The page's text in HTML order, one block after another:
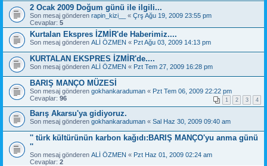
2 Ocak 2009 Doğum günü ile ilgili...
Son mesaj gönderen rapin_kizi__ « Çrş Ağu 19, 2009 23:55 pm
Cevaplar: 5
Kurtalan Ekspres İZMİR'de Haberimiz....
Son mesaj gönderen ALİ ÖZMEN « Pzt Ağu 03, 2009 14:13 pm
KURTALAN EKSPRES İZMİR'de....
Son mesaj gönderen ALİ ÖZMEN « Pzt Tem 27, 2009 16:28 pm
BARIŞ MANÇO MÜZESİ
Son mesaj gönderen gokhankaraduman « Pzt Tem 06, 2009 22:22 pm
Cevaplar: 96 1 2 3 4
Barış Akarsu'ya gidiyoruz.
Son mesaj gönderen gokhankaraduman « Sal Haz 30, 2009 09:40 am
'' türk kültürünün karbon kağıdı:BARIŞ MANÇO'yu anma günü
''
Son mesaj gönderen ALİ ÖZMEN « Pzt Haz 01, 2009 02:24 am
Cevaplar: 2